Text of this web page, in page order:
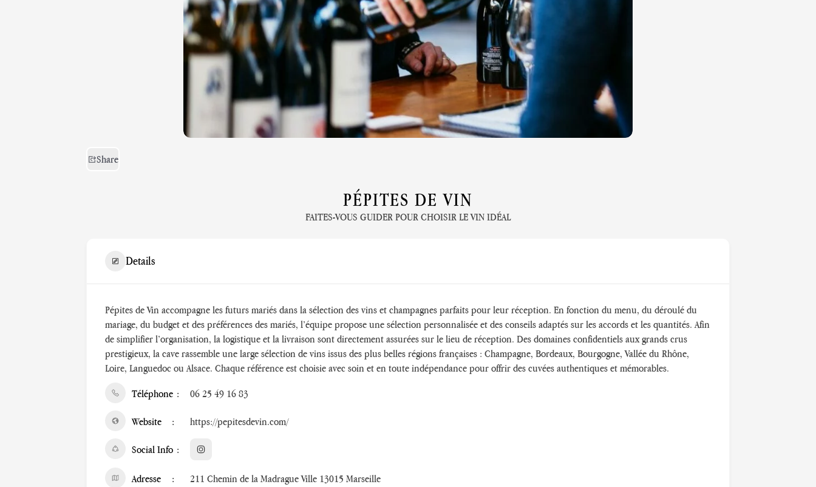
Share
PÉPITES DE VIN
FAITES-VOUS GUIDER POUR CHOISIR LE VIN IDÉAL
Details
Pépites de Vin accompagne les futurs mariés dans la sélection des vins et champagnes parfaits pour leur réception. En fonction du menu, du déroulé du
mariage, du budget et des préférences des mariés, l’équipe propose une sélection personnalisée et des conseils adaptés sur les accords et les quantités. Afin
de simplifier l’organisation, la logistique et la livraison sont directement assurées sur le lieu de réception. Des domaines confidentiels aux grands crus
prestigieux, la cave rassemble une large sélection de vins issus des plus belles régions françaises : Champagne, Bordeaux, Bourgogne, Vallée du Rhône,
Loire, Languedoc ou Alsace. Chaque référence est choisie avec soin et en toute indépendance pour offrir des cuvées authentiques et mémorables.
Téléphone 06 25 49 16 83
Website https://pepitesdevin.com/
Social Info
Adresse 211 Chemin de la Madrague Ville 13015 Marseille